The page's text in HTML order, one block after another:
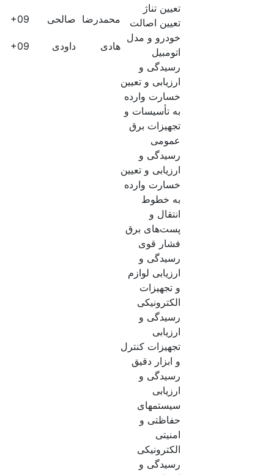
تعیین تناژ
تعیین اصالت
خودرو و مدل
اتومبیل
محمدرضا صالحی
هادی داودی
رسیدگی و
ارزیابی و تعیین
خسارت وارده
به تأسیسات و
تجهیزات برق
عمومی
رسیدگی و
ارزیابی و تعیین
خسارت وارده
به خطوط
انتقال و
پست‌های برق
فشار قوی
رسیدگی و
ارزیابی لوازم
و تجهیزات
الکترونیکی
رسیدگی و
ارزیابی
تجهیزات کنترل
و ابزار دقیق
رسیدگی و
ارزیابی
سیستمهای
حفاظتی و
امنیتی
الکترونیکی
رسیدگی و